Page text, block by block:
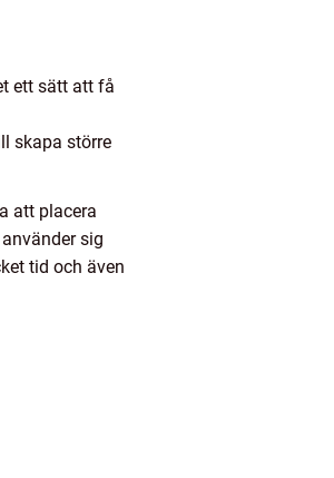
ett sätt att få
skapa större
att placera
sig
tid och även